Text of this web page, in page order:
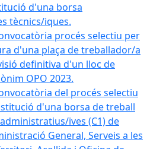
d'una borsa
tècnics/iques.
procés selectiu per
d'una plaça de treballador/a
definitiva d'un lloc de
OPO 2023.
del procés selectiu
d'una borsa de treball
ives (C1) de
General, Serveis a les